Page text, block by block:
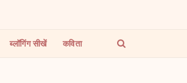
ब्लॉगिंग सीखें कविता